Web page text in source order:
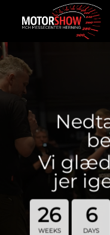
Vi
jer
26
WEEKS
6
DAYS